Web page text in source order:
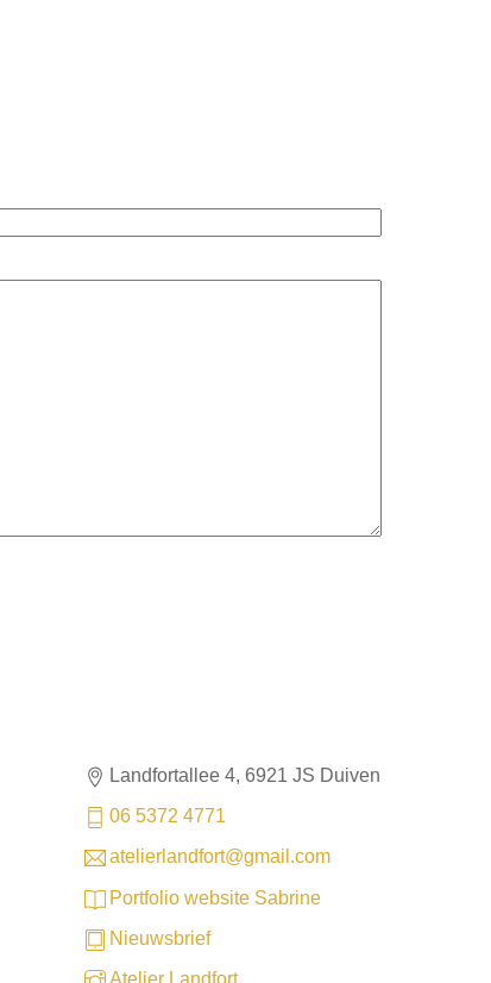
Landfortallee 4, 6921 JS Duiven
06 5372 4771
atelierlandfort@gmail.com
Portfolio website Sabrine
Nieuwsbrief